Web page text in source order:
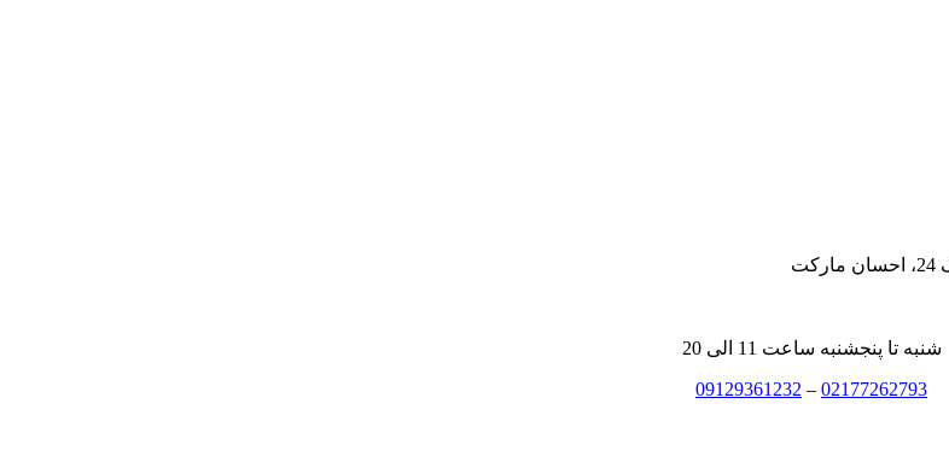
شنبه تا پنجشنبه ساعت 11 الی 20
02177262793
–
09129361232